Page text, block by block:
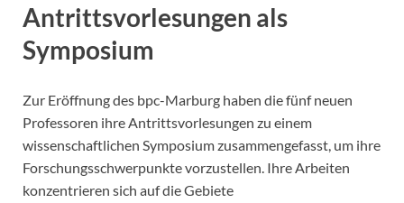
Antrittsvorlesungen als
Symposium
Zur Eröffnung des bpc-Marburg haben die fünf neuen
Professoren ihre Antrittsvorlesungen zu einem
wissenschaftlichen Symposium zusammengefasst, um ihre
Forschungsschwerpunkte vorzustellen. Ihre Arbeiten
konzentrieren sich auf die Gebiete